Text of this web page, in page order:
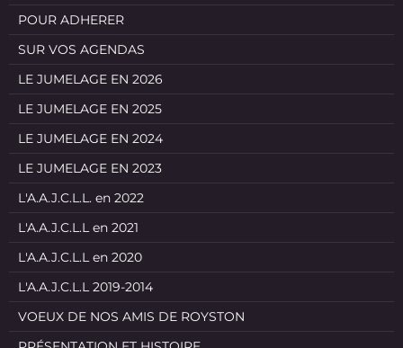
POUR ADHERER
SUR VOS AGENDAS
LE JUMELAGE EN 2026
LE JUMELAGE EN 2025
LE JUMELAGE EN 2024
LE JUMELAGE EN 2023
L'A.A.J.C.L.L. en 2022
L'A.A.J.C.L.L en 2021
L'A.A.J.C.L.L en 2020
L'A.A.J.C.L.L 2019-2014
VOEUX DE NOS AMIS DE ROYSTON